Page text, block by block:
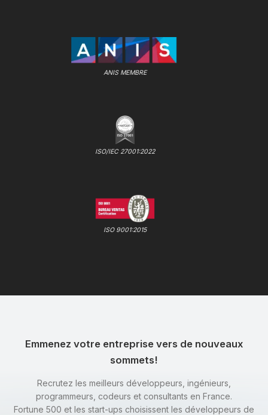
ANIS MEMBRE
ISO/IEC 27001:2022
ISO 9001:2015
Emmenez votre entreprise vers de nouveaux
sommets!
Recrutez les meilleurs développeurs, ingénieurs,
programmeurs, codeurs et consultants en France.
Fortune 500 et les start-ups choisissent les développeurs de